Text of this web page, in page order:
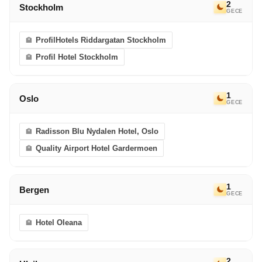
Stockholm 2
GECE
ProfilHotels Riddargatan Stockholm
Profil Hotel Stockholm
Oslo 1
GECE
Radisson Blu Nydalen Hotel, Oslo
Quality Airport Hotel Gardermoen
Bergen 1
GECE
Hotel Oleana